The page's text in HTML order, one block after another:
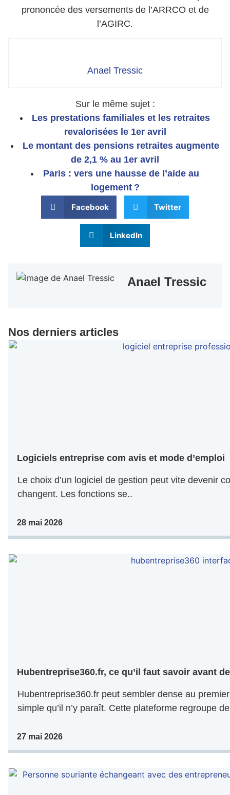
prononcée des versements de l’ARRCO et de
l’AGIRC.
Anael Tressic
Sur le même sujet :
Les prestations familiales et les retraites
revalorisées le 1er avril
Le montant des pensions retraites augmente
de 2,1 % au 1er avril
Paris : vers une hausse de l’aide au
logement ?
Facebook Twitter
LinkedIn
Anael Tressic
Nos derniers articles
Logiciels entreprise com avis et mode d’emploi
Le choix d’un logiciel de gestion peut vite devenir
changent. Les fonctions se..
28 mai 2026
Hubentreprise360.fr, ce qu’il faut savoir avant
Hubentreprise360.fr peut sembler dense au
simple qu’il n’y paraît. Cette plateforme regroupe
27 mai 2026